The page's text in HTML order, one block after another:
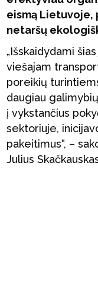
eismą
netaršų
„Išskaidydami
viešajam
poreikių
daugiau
į vykstančius
sektoriuje,
pakeitimus“, –
Julius